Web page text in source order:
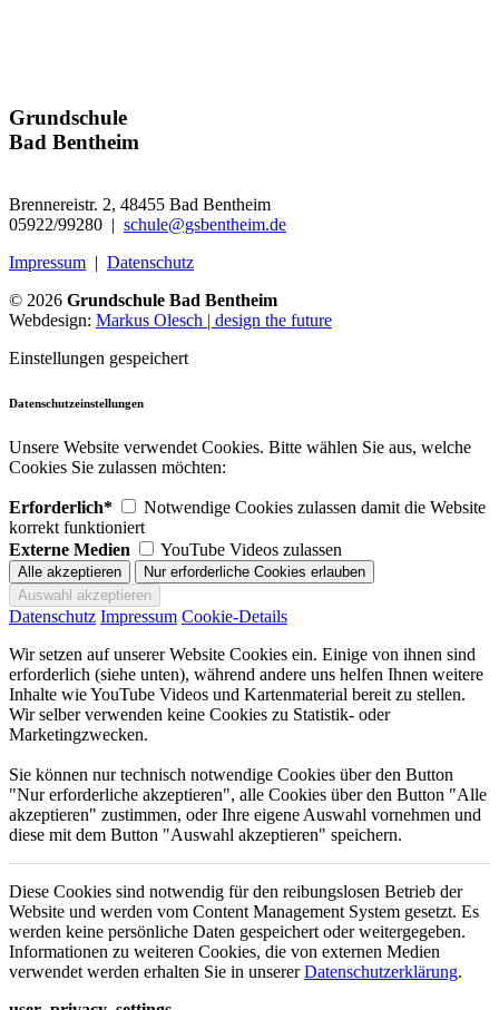
Grundschule
Bad Bentheim
Brennereistr. 2, 48455 Bad Bentheim
05922/99280 | schule@gsbentheim.de
Impressum | Datenschutz
© 2026 Grundschule Bad Bentheim
Webdesign: Markus Olesch | design the future
Einstellungen gespeichert
Datenschutzeinstellungen
Unsere Website verwendet Cookies. Bitte wählen Sie aus, welche
Cookies Sie zulassen möchten:
Erforderlich*
Notwendige Cookies zulassen damit die Website
korrekt funktioniert
Externe Medien
YouTube Videos zulassen
Datenschutz Impressum Cookie-Details
Wir setzen auf unserer Website Cookies ein. Einige von ihnen sind
erforderlich (siehe unten), während andere uns helfen Ihnen weitere
Inhalte wie YouTube Videos und Kartenmaterial bereit zu stellen.
Wir selber verwenden keine Cookies zu Statistik- oder
Marketingzwecken.
Sie können nur technisch notwendige Cookies über den Button
"Nur erforderliche akzeptieren", alle Cookies über den Button "Alle
akzeptieren" zustimmen, oder Ihre eigene Auswahl vornehmen und
diese mit dem Button "Auswahl akzeptieren" speichern.
Diese Cookies sind notwendig für den reibungslosen Betrieb der
Website und werden vom Content Management System gesetzt. Es
werden keine persönliche Daten gespeichert oder weitergegeben.
Informationen zu weiteren Cookies, die von externen Medien
verwendet werden erhalten Sie in unsererDatenschutzerklärung.